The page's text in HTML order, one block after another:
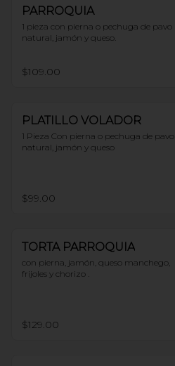
PARROQUIA
1 pieza con pierna o pechuga de pavo
natural, jamón y queso.
$109.00
PLATILLO VOLADOR
1 Pieza Con pierna o pechuga de pavo
natural, jamón y queso
$99.00
TORTA PARROQUIA
con pierna, jamón, queso manchego,
frijoles y chorizo .
$129.00